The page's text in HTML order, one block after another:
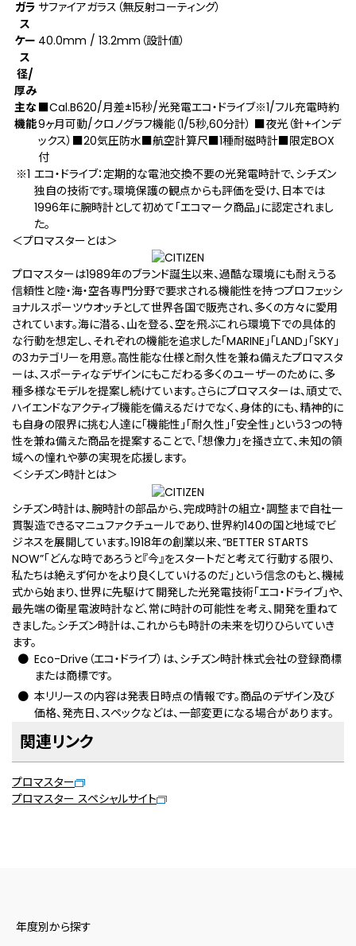
ガラ
ス
サファイアガラス（無反射コーティング）
ケー
ス
径/
厚み
40.0mm / 13.2mm（設計値）
主な
機能
■Cal.B620/月差±15秒/光発電エコ・ドライブ※1/フル充電時約
9ヶ月可動/クロノグラフ機能（1/5秒,60分計） ■夜光（針+インデ
ックス）■20気圧防水■航空計算尺■1種耐磁時計■限定BOX
付
エコ・ドライブ：定期的な電池交換不要の光発電時計で、シチズン
独自の技術です。環境保護の観点からも評価を受け、日本では
1996年に腕時計として初めて「エコマーク商品」に認定されまし
た。
＜プロマスターとは＞
プロマスターは1989年のブランド誕生以来、過酷な環境にも耐えうる
信頼性と陸・海・空各専門分野で要求される機能性を持つプロフェッシ
ョナルスポーツウオッチとして世界各国で販売され、多くの方々に愛用
されています。海に潜る、山を登る、空を飛ぶ――これら環境下での具体的
な行動を想定し、それぞれの機能を追求した「MARINE」「LAND」「SKY」
の3カテゴリーを用意。高性能な仕様と耐久性を兼ね備えたプロマスタ
ーは、スポーティなデザインにもこだわる多くのユーザーのために、多
種多様なモデルを提案し続けています。さらにプロマスターは、頑丈で、
ハイエンドなアクティブ機能を備えるだけでなく、身体的にも、精神的に
も自身の限界に挑む人達に「機能性」「耐久性」「安全性」という3つの特
性を兼ね備えた商品を提案することで、「想像力」を掻き立て、未知の領
域への憧れや夢の実現を応援します。
＜シチズン時計とは＞
シチズン時計は、腕時計の部品から、完成時計の組立・調整まで自社一
貫製造できるマニュファクチュールであり、世界約140の国と地域でビ
ジネスを展開しています。1918年の創業以来、“BETTER STARTS
NOW”「どんな時であろうと『今』をスタートだと考えて行動する限り、
私たちは絶えず何かをより良くしていけるのだ」という信念のもと、機械
式から始まり、世界に先駆けて開発した光発電技術「エコ・ドライブ」や、
最先端の衛星電波時計など、常に時計の可能性を考え、開発を重ねて
きました。シチズン時計は、これからも時計の未来を切りひらいていき
ます。
Eco-Drive（エコ・ドライブ）は、シチズン時計株式会社の登録商標
または商標です。
本リリースの内容は発表日時点の情報です。商品のデザイン及び
価格、発売日、スペックなどは、一部変更になる場合があります。
関連リンク
プロマスター
プロマスター スペシャルサイト
年度別から探す